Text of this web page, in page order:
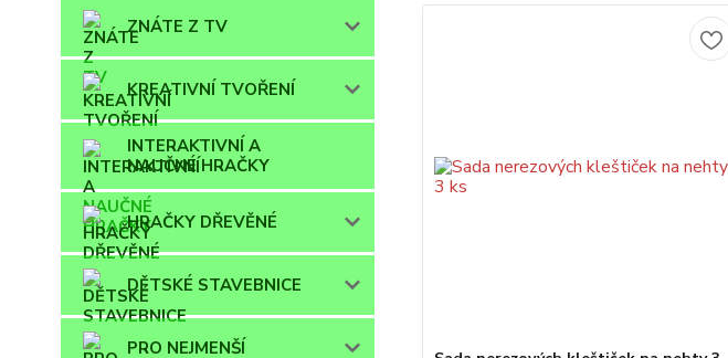
ZNÁTE Z TV
KREATIVNÍ TVOŘENÍ
INTERAKTIVNÍ A
NAUČNÉ HRAČKY
HRAČKY DŘEVĚNÉ
DĚTSKÉ STAVEBNICE
PRO NEJMENŠÍ